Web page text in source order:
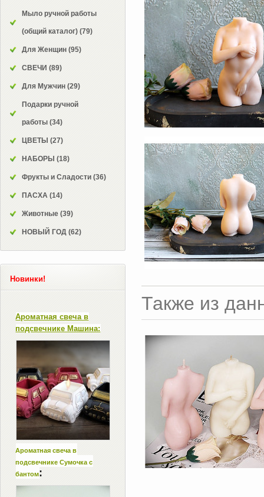
Также из
Мыло ручной работы
(общий каталог) (79)
Для Женщин (95)
СВЕЧИ (89)
Для Мужчин (29)
Подарки ручной
работы (34)
ЦВЕТЫ (27)
НАБОРЫ (18)
Фрукты и Сладости (36)
ПАСХА (14)
Животные (39)
НОВЫЙ ГОД (62)
Новинки!
Ароматная свеча в
подсвечнике Машина:
Ароматная свеча в
подсвечнике Сумочка с
бантом: